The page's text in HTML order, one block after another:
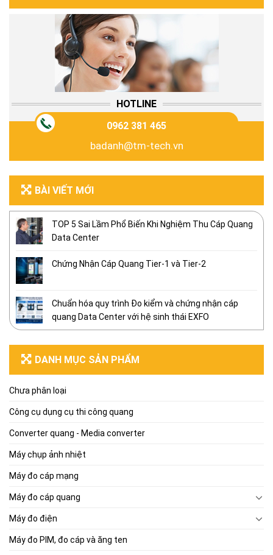
HOTLINE
0962 381 465
badanh@tm-tech.vn
BÀI VIẾT MỚI
TOP 5 Sai Lầm Phổ Biến Khi Nghiệm Thu Cáp Quang
Data Center
Chứng Nhận Cáp Quang Tier-1 và Tier-2
Chuẩn hóa quy trình Đo kiểm và chứng nhận cáp
quang Data Center với hệ sinh thái EXFO
DANH MỤC SẢN PHẨM
Chưa phân loại
Công cụ dụng cụ thi công quang
Converter quang - Media converter
Máy chụp ảnh nhiệt
Máy đo cáp mạng
Máy đo cáp quang
Máy đo điện
Máy đo PIM, đo cáp và ăng ten